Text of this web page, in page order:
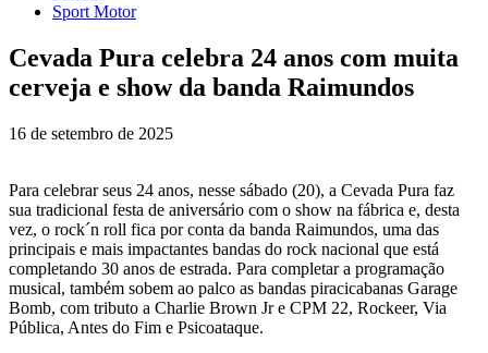
Sport Motor
Cevada Pura celebra 24 anos com muita
cerveja e show da banda Raimundos
16 de setembro de 2025
Para celebrar seus 24 anos, nesse sábado (20), a Cevada Pura faz
sua tradicional festa de aniversário com o show na fábrica e, desta
vez, o rock´n roll fica por conta da banda Raimundos, uma das
principais e mais impactantes bandas do rock nacional que está
completando 30 anos de estrada. Para completar a programação
musical, também sobem ao palco as bandas piracicabanas Garage
Bomb, com tributo a Charlie Brown Jr e CPM 22, Rockeer, Via
Pública, Antes do Fim e Psicoataque.